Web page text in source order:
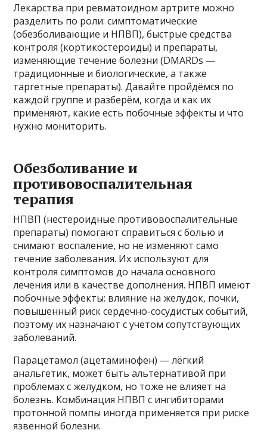
Лекарства при ревматоидном артрите можно
разделить по роли: симптоматические
(обезболивающие и НПВП), быстрые средства
контроля (кортикостероиды) и препараты,
изменяющие течение болезни (DMARDs —
традиционные и биологические, а также
таргетные препараты). Давайте пройдёмся по
каждой группе и разберём, когда и как их
применяют, какие есть побочные эффекты и что
нужно мониторить.
Обезболивание и
противовоспалительная
терапия
НПВП (нестероидные противовоспалительные
препараты) помогают справиться с болью и
снимают воспаление, но не изменяют само
течение заболевания. Их используют для
контроля симптомов до начала основного
лечения или в качестве дополнения. НПВП имеют
побочные эффекты: влияние на желудок, почки,
повышенный риск сердечно-сосудистых событий,
поэтому их назначают с учётом сопутствующих
заболеваний.
Парацетамол (ацетаминофен) — лёгкий
анальгетик, может быть альтернативой при
проблемах с желудком, но тоже не влияет на
болезнь. Комбинация НПВП с ингибиторами
протонной помпы иногда применяется при риске
язвенной болезни.